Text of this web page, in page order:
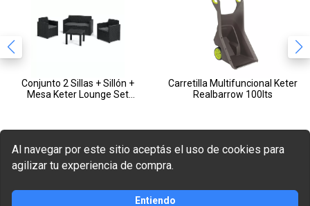
Al navegar por este sitio aceptás el uso de cookies para
agilizar tu experiencia de compra.
Entiendo
Conjunto 2 Sillas + Sillón +
Mesa Keter Lounge Set
Carretilla Multifuncional Keter
Realbarrow 100lts